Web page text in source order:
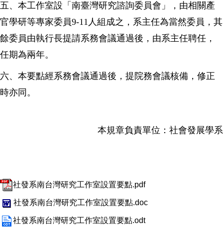
五、本工作室設「南臺灣研究諮詢委員會」，由相關產
官學研等專家委員9-11人組成之，系主任為當然委員，其
餘委員由執行長提請系務會議通過後，由系主任聘任，
任期為兩年。
六、本要點經系務會議通過後，提院務會議核備，修正
時亦同。
本規章負責單位：社會發展學系
社發系南台灣研究工作室設置要點.pdf
社發系南台灣研究工作室設置要點.doc
社發系南台灣研究工作室設置要點.odt